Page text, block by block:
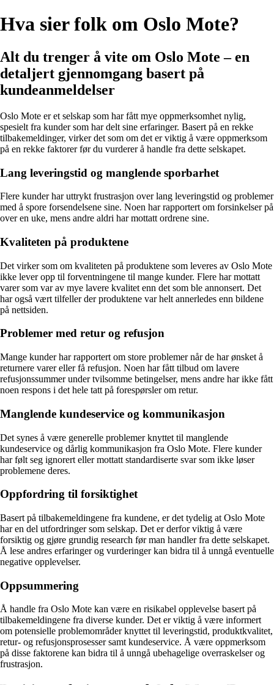
Hva sier folk om Oslo Mote?
Alt du trenger å vite om Oslo Mote – en
detaljert gjennomgang basert på
kundeanmeldelser
Oslo Mote er et selskap som har fått mye oppmerksomhet nylig,
spesielt fra kunder som har delt sine erfaringer. Basert på en rekke
tilbakemeldinger, virker det som om det er viktig å være oppmerksom
på en rekke faktorer før du vurderer å handle fra dette selskapet.
Lang leveringstid og manglende sporbarhet
Flere kunder har uttrykt frustrasjon over lang leveringstid og problemer
med å spore forsendelsene sine. Noen har rapportert om forsinkelser på
over en uke, mens andre aldri har mottatt ordrene sine.
Kvaliteten på produktene
Det virker som om kvaliteten på produktene som leveres av Oslo Mote
ikke lever opp til forventningene til mange kunder. Flere har mottatt
varer som var av mye lavere kvalitet enn det som ble annonsert. Det
har også vært tilfeller der produktene var helt annerledes enn bildene
på nettsiden.
Problemer med retur og refusjon
Mange kunder har rapportert om store problemer når de har ønsket å
returnere varer eller få refusjon. Noen har fått tilbud om lavere
refusjonssummer under tvilsomme betingelser, mens andre har ikke fått
noen respons i det hele tatt på forespørsler om retur.
Manglende kundeservice og kommunikasjon
Det synes å være generelle problemer knyttet til manglende
kundeservice og dårlig kommunikasjon fra Oslo Mote. Flere kunder
har følt seg ignorert eller mottatt standardiserte svar som ikke løser
problemene deres.
Oppfordring til forsiktighet
Basert på tilbakemeldingene fra kundene, er det tydelig at Oslo Mote
har en del utfordringer som selskap. Det er derfor viktig å være
forsiktig og gjøre grundig research før man handler fra dette selskapet.
Å lese andres erfaringer og vurderinger kan bidra til å unngå eventuelle
negative opplevelser.
Oppsummering
Å handle fra Oslo Mote kan være en risikabel opplevelse basert på
tilbakemeldingene fra diverse kunder. Det er viktig å være informert
om potensielle problemområder knyttet til leveringstid, produktkvalitet,
retur- og refusjonsprosesser samt kundeservice. Å være oppmerksom
på disse faktorene kan bidra til å unngå ubehagelige overraskelser og
frustrasjon.